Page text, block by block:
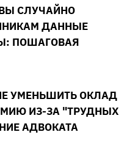
СЛУЧАЙНО
ДАННЫЕ
ПОШАГОВАЯ
УМЕНЬШИТЬ ОКЛАД
ИЗ-ЗА "ТРУДНЫХ
АДВОКАТА